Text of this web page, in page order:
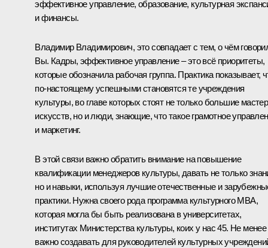
эффективное управление, образование, культурная
и финансы.
Владимир Владимирович, это совпадает с тем, о чём
Вы. Кадры, эффективное управление – это всё приоритеты,
которые обозначила рабочая группа. Практика показывает,
по‑настоящему успешными становятся те учреждения
культуры, во главе которых стоят не только большие
искусств, но и люди, знающие, что такое грамотное
и маркетинг.
В этой связи важно обратить внимание на повышение
квалификации менеджеров культуры, давать не только
но и навыки, используя лучшие отечественные и
практики. Нужна своего рода программа культурного MBA,
которая могла бы быть реализована в университетах,
институтах Министерства культуры, коих у нас 45. Не менее
важно создавать для руководителей культурных